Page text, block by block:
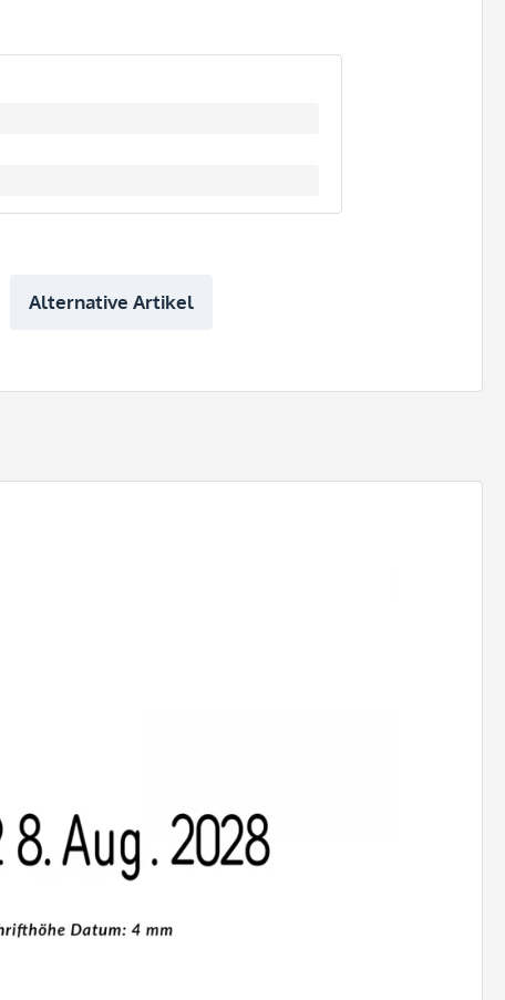
Alternative Artikel